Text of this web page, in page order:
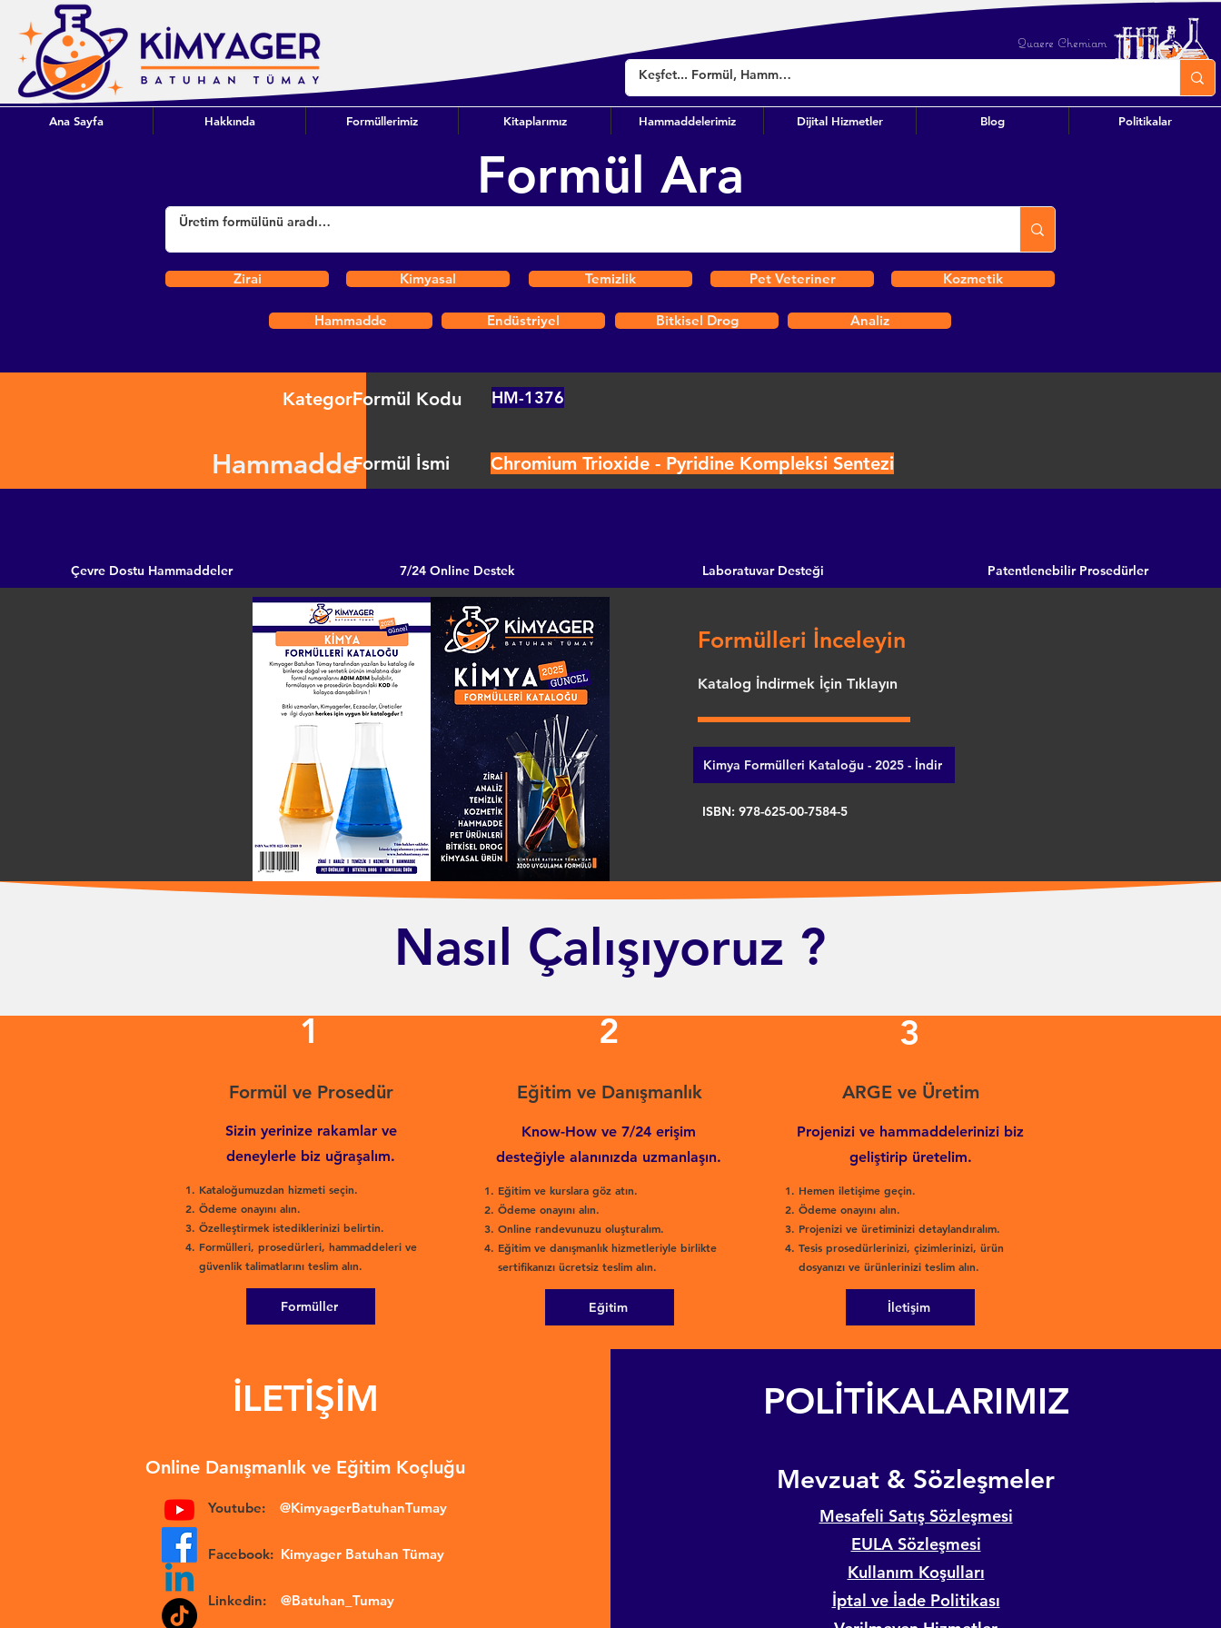
Quaere Chemiam
Ana Sayfa Hakkında Formüllerimiz Kitaplarımız Hammaddelerimiz Dijital Hizmetler Blog Politikalar
Formül Ara
Zirai Kimyasal Temizlik Pet Veteriner Kozmetik
Hammadde Endüstriyel Bitkisel Drog Analiz
Kategori
Hammadde
Formül Kodu HM-1376
Formül İsmi Chromium Trioxide - Pyridine Kompleksi Sentezi
Çevre Dostu Hammaddeler 7/24 Online Destek Laboratuvar Desteği Patentlenebilir Prosedürler
Formülleri İnceleyin
Katalog İndirmek İçin Tıklayın
Kimya Formülleri Kataloğu - 2025 - İndir
ISBN: 978-625-00-7584-5
Nasıl Çalışıyoruz ?
1
Formül ve Prosedür
Sizin yerinize rakamlar ve
deneylerle biz uğraşalım.
Kataloğumuzdan hizmeti seçin.
Ödeme onayını alın.
Özelleştirmek istediklerinizi belirtin.
Formülleri, prosedürleri, hammaddeleri ve
güvenlik talimatlarını teslim alın.
Formüller
2
Eğitim ve Danışmanlık
Know-How ve 7/24 erişim
desteğiyle alanınızda uzmanlaşın.
Eğitim ve kurslara göz atın.
Ödeme onayını alın.
Online randevunuzu oluşturalım.
Eğitim ve danışmanlık hizmetleriyle birlikte
sertifikanızı ücretsiz teslim alın.
Eğitim
3
ARGE ve Üretim
Hemen iletişime geçin.
Ödeme onayını alın.
Projenizi ve üretiminizi detaylandıralım.
Tesis prosedürlerinizi, çizimlerinizi, ürün
dosyanızı ve ürünlerinizi teslim alın.
Projenizi ve hammaddelerinizi biz
geliştirip üretelim.
İletişim
İLETİŞİM
Online Danışmanlık ve Eğitim Koçluğu
Youtube: @KimyagerBatuhanTumay
Facebook: Kimyager Batuhan Tümay
Linkedin: @Batuhan_Tumay
POLİTİKALARIMIZ
​Mevzuat & Sözleşmeler
Mesafeli Satış Sözleşmesi
EULA Sözleşmesi
Kullanım Koşulları
İptal ve İade Politikası